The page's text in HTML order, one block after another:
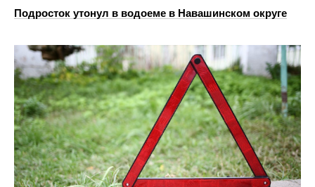
Подросток утонул в водоеме в Навашинском округе